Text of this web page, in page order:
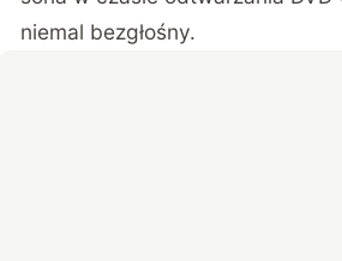
niemal bezgłośny.